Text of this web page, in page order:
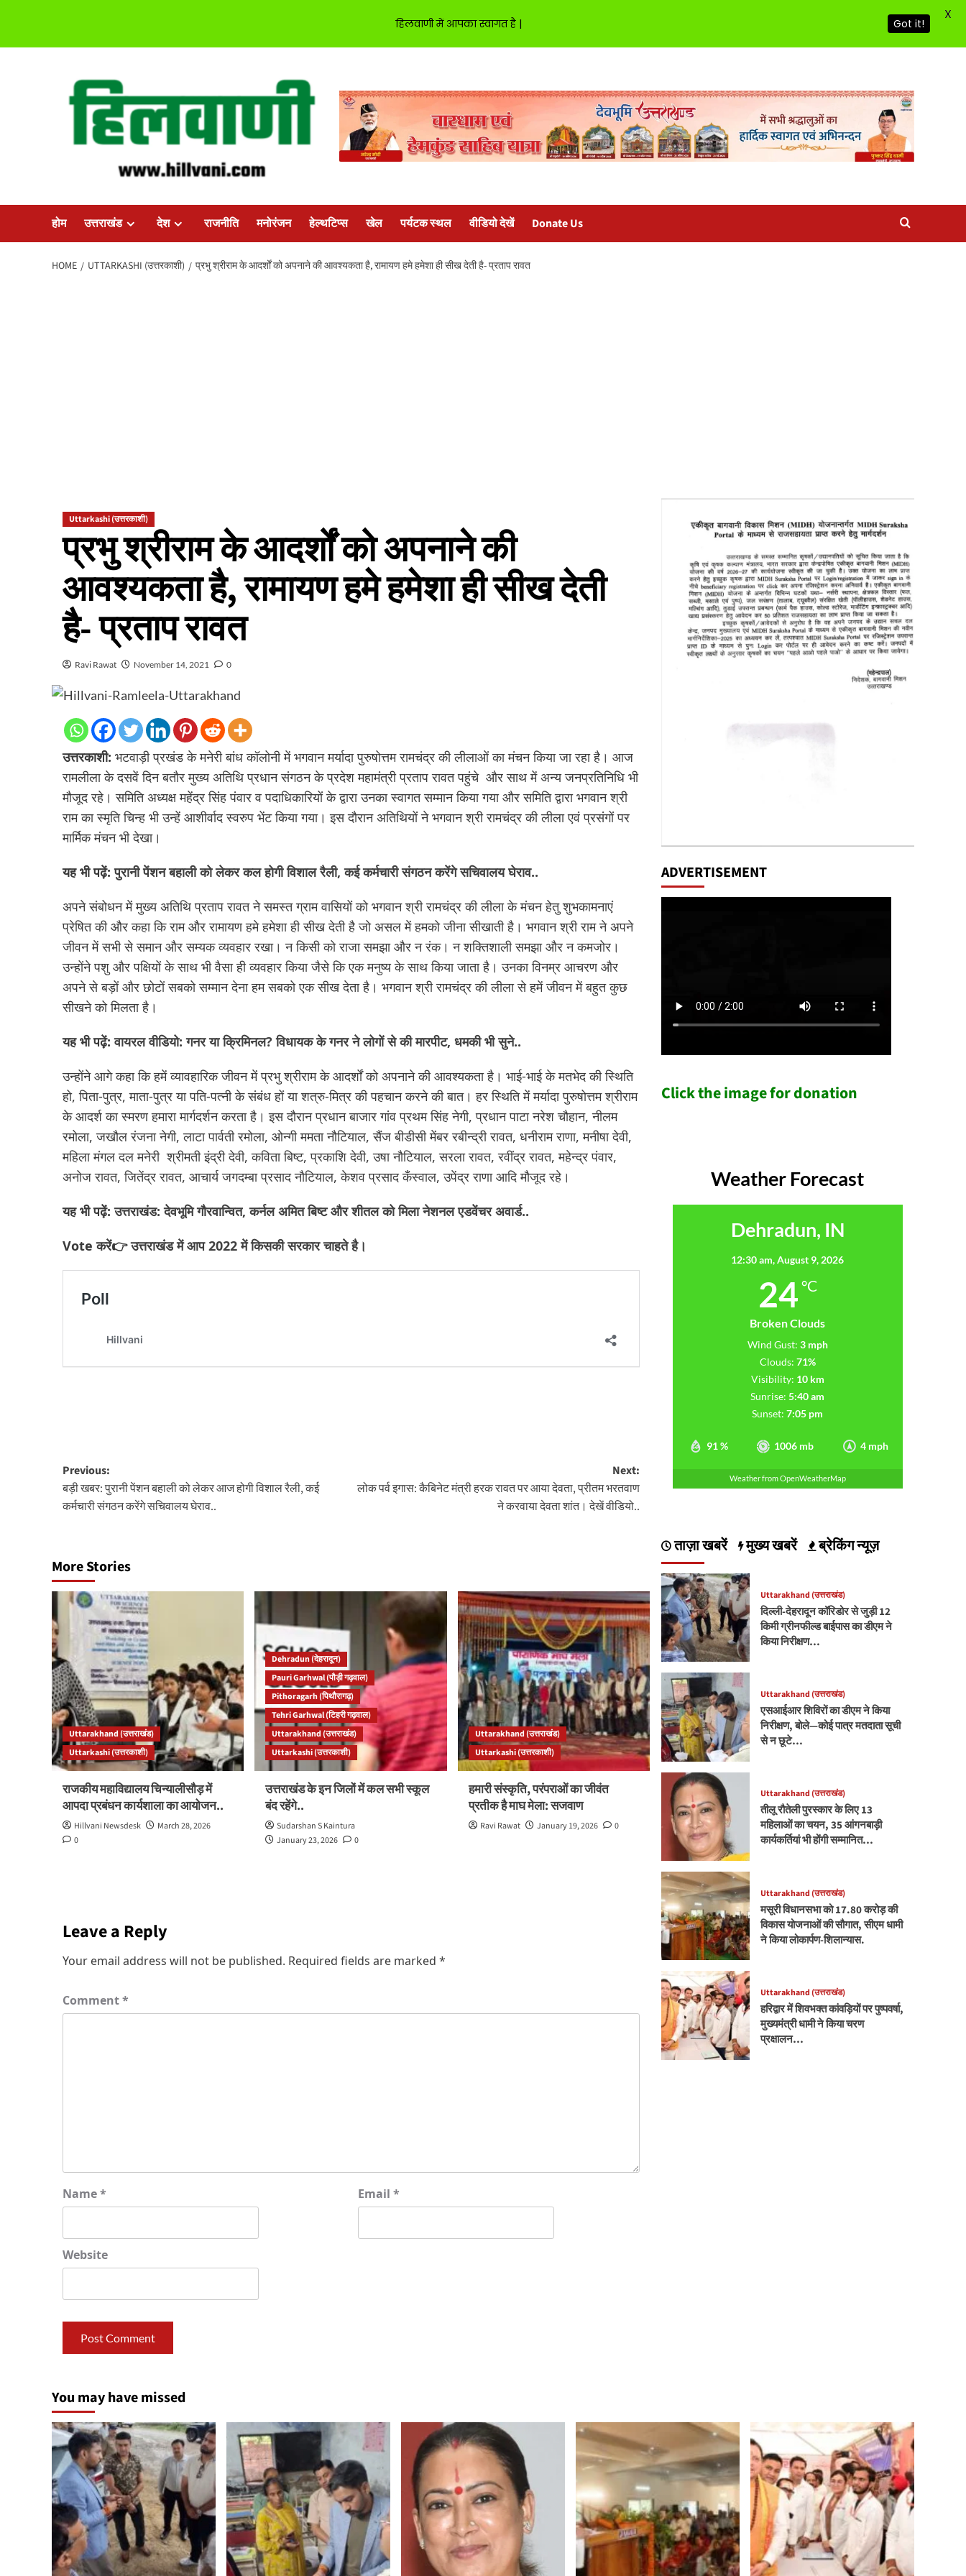
होम उत्तराखंड देश राजनीति मनोरंजन हेल्थटिप्स खेल पर्यटक स्थल वीडियो देखें Donate Us
HOME UTTARKASHI (उत्तरकाशी) प्रभु श्रीराम के आदर्शों को अपनाने की आवश्यकता है, रामायण हमे हमेशा ही सीख देती है- प्रताप रावत
Uttarkashi (उत्तरकाशी)
प्रभु श्रीराम के आदर्शों को अपनाने की
आवश्यकता है, रामायण हमे हमेशा ही सीख देती
है- प्रताप रावत
Ravi Rawat November 14, 2021 0
उत्तरकाशी: भटवाड़ी प्रखंड के मनेरी बांध कॉलोनी में भगवान मर्यादा पुरुषोत्तम रामचंद्र की लीलाओं का मंचन किया जा रहा है। आज
रामलीला के दसवें दिन बतौर मुख्य अतिथि प्रधान संगठन के प्रदेश महामंत्री प्रताप रावत पहुंचे और साथ में अन्य जनप्रतिनिधि भी
मौजूद रहे। समिति अध्यक्ष महेंद्र सिंह पंवार व पदाधिकारियों के द्वारा उनका स्वागत सम्मान किया गया और समिति द्वारा भगवान श्री
राम का स्मृति चिन्ह भी उन्हें आशीर्वाद स्वरुप भेंट किया गया। इस दौरान अतिथियों ने भगवान श्री रामचंद्र की लीला एवं प्रसंगों पर
मार्मिक मंचन भी देखा।
यह भी पढ़ें:पुरानी पेंशन बहाली को लेकर कल होगी विशाल रैली, कई कर्मचारी संगठन करेंगे सचिवालय घेराव..
अपने संबोधन में मुख्य अतिथि प्रताप रावत ने समस्त ग्राम वासियों को भगवान श्री रामचंद्र की लीला के मंचन हेतु शुभकामनाएं
प्रेषित की और कहा कि राम और रामायण हमे हमेशा ही सीख देती है जो असल में हमको जीना सीखाती है। भगवान श्री राम ने अपने
जीवन में सभी से समान और सम्यक व्यवहार रखा। न किसी को राजा समझा और न रंक। न शक्तिशाली समझा और न कमजोर।
उन्होंने पशु और पक्षियों के साथ भी वैसा ही व्यवहार किया जैसे कि एक मनुष्य के साथ किया जाता है। उनका विनम्र आचरण और
अपने से बड़ों और छोटों सबको सम्मान देना हम सबको एक सीख देता है। भगवान श्री रामचंद्र की लीला से हमें जीवन में बहुत कुछ
सीखने को मिलता है।
यह भी पढ़ें: वायरल वीडियो: गनर या क्रिमिनल? विधायक के गनर ने लोगों से की मारपीट, धमकी भी सुने..
उन्होंने आगे कहा कि हमें व्यावहारिक जीवन में प्रभु श्रीराम के आदर्शों को अपनाने की आवश्यकता है। भाई-भाई के मतभेद की स्थिति
हो, पिता-पुत्र, माता-पुत्र या पति-पत्नी के संबंध हों या शत्रु-मित्र की पहचान करने की बात। हर स्थिति में मर्यादा पुरुषोत्तम श्रीराम
के आदर्श का स्मरण हमारा मार्गदर्शन करता है। इस दौरान प्रधान बाजार गांव प्रथम सिंह नेगी, प्रधान पाटा नरेश चौहान, नीलम
रमोला, जखौल रंजना नेगी, लाटा पार्वती रमोला, ओन्गी ममता नौटियाल, सैंज बीडीसी मेंबर रबीन्द्री रावत, धनीराम राणा, मनीषा देवी,
महिला मंगल दल मनेरी श्रीमती इंद्री देवी, कविता बिष्ट, प्रकाशि देवी, उषा नौटियाल, सरला रावत, रवींद्र रावत, महेन्द्र पंवार,
अनोज रावत, जितेंद्र रावत, आचार्य जगदम्बा प्रसाद नौटियाल, केशव प्रसाद कँस्वाल, उपेंद्र राणा आदि मौजूद रहे।
यह भी पढ़ें: उत्तराखंड: देवभूमि गौरवान्वित, कर्नल अमित बिष्ट और शीतल को मिला नेशनल एडवेंचर अवार्ड..
Vote करें👉 उत्तराखंड में आप 2022 में किसकी सरकार चाहते है।
Post
navigation
Previous:
बड़ी खबर: पुरानी पेंशन बहाली को लेकर आज होगी विशाल रैली, कई
कर्मचारी संगठन करेंगे सचिवालय घेराव..
Next:
लोक पर्व इगास: कैबिनेट मंत्री हरक रावत पर आया देवता, प्रीतम भरतवाण
ने करवाया देवता शांत। देखें वीडियो..
More Stories
Uttarakhand (उत्तराखंड)
Uttarkashi (उत्तरकाशी)
राजकीय महाविद्यालय चिन्यालीसौड़ में
आपदा प्रबंधन कार्यशाला का आयोजन..
Hillvani Newsdesk
March 28, 2026
0
Dehradun (देहरादून)
Pauri Garhwal (पौड़ी गढ़वाल)
Pithoragarh (पिथौरागढ़)
Tehri Garhwal (टिहरी गढ़वाल)
Uttarakhand (उत्तराखंड)
Uttarkashi (उत्तरकाशी)
उत्तराखंड के इन जिलों में कल सभी स्कूल
बंद रहेंगे..
Sudarshan S Kaintura
January 23, 2026
0
Uttarakhand (उत्तराखंड)
Uttarkashi (उत्तरकाशी)
हमारी संस्कृति, परंपराओं का जीवंत
प्रतीक है माघ मेला: सजवाण
Ravi Rawat January 19, 2026 0
Leave a Reply
Your email address will not be published. Required fields are marked *
Comment*
Name* Email*
Website
ADVERTISEMENT
Click the image for donation
Weather Forecast
Dehradun, IN
12:30 am,August 9, 2026
24 °C
Broken Clouds
91 % 1006 mb 4 mph
Wind Gust: 3 mph
Clouds: 71%
Visibility: 10 km
Sunrise: 5:40 am
Sunset: 7:05 pm
Weather from OpenWeatherMap
ताज़ा खबरें मुख्य खबरें ब्रेकिंग न्यूज़
Uttarakhand (उत्तराखंड)
दिल्ली-देहरादून कॉरिडोर से जुड़ी 12
किमी ग्रीनफील्ड बाईपास का डीएम ने
किया निरीक्षण…
Uttarakhand (उत्तराखंड)
एसआईआर शिविरों का डीएम ने किया
निरीक्षण, बोले—कोई पात्र मतदाता सूची
से न छूटे…
Uttarakhand (उत्तराखंड)
तीलू रौतेली पुरस्कार के लिए 13
महिलाओं का चयन, 35 आंगनबाड़ी
कार्यकर्तियां भी होंगी सम्मानित…
Uttarakhand (उत्तराखंड)
मसूरी विधानसभा को 17.80 करोड़ की
विकास योजनाओं की सौगात, सीएम धामी
ने किया लोकार्पण-शिलान्यास.
Uttarakhand (उत्तराखंड)
हरिद्वार में शिवभक्त कांवड़ियों पर पुष्पवर्षा,
मुख्यमंत्री धामी ने किया चरण
प्रक्षालन…
You may have missed
हिलवाणी में आपका स्वागत है | Got it!
X